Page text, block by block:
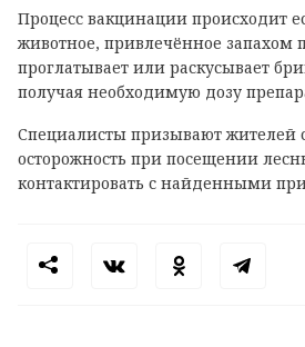
Процесс вакцинации происходит
животное, привлечённое запахом
проглатывает или раскусывает
получая необходимую дозу
Специалисты призывают жителей
осторожность при посещении
контактировать с найденными